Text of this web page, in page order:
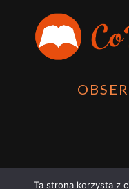
Ta strona korzysta z